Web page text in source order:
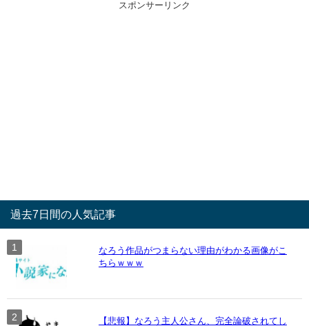
スポンサーリンク
過去7日間の人気記事
なろう作品がつまらない理由がわかる画像がこ
ちらｗｗｗ
【悲報】なろう主人公さん、完全論破されてし